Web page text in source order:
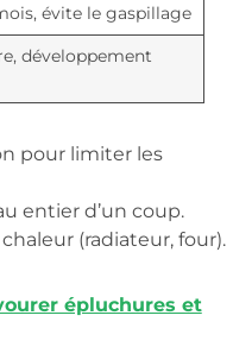
évite le gaspillage
développement
pour limiter les
entier d’un coup.
(radiateur, four).
épluchures et